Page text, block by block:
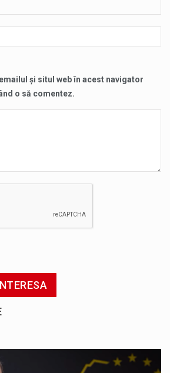
și situl web în acest navigator
o să comentez.